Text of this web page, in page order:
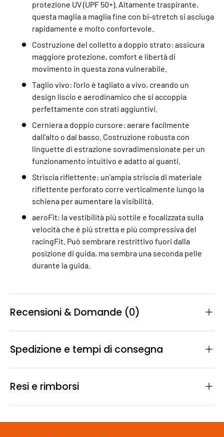
protezione UV (UPF 50+). Altamente traspirante,
questa maglia a maglia fine con bi-stretch si asciuga
rapidamente e molto confortevole.
Costruzione del colletto a doppio strato: assicura
maggiore protezione, comfort e libertà di
movimento in questa zona vulnerabile.
Taglio vivo: l'orlo è tagliato a vivo, creando un
design liscio e aerodinamico che si accoppia
perfettamente con strati aggiuntivi.
Cerniera a doppio cursore: aerare facilmente
dall'alto o dal basso. Costruzione robusta con
linguette di estrazione sovradimensionate per un
funzionamento intuitivo e adatto ai guanti.
Striscia riflettente: un'ampia striscia di materiale
riflettente perforato corre verticalmente lungo la
schiena per aumentare la visibilità.
aeroFit: la vestibilità più sottile e focalizzata sulla
velocità che è più stretta e più compressiva del
racingFit. Può sembrare restrittivo fuori dalla
posizione di guida, ma sembra una seconda pelle
durante la guida.
Recensioni & Domande (0)
Spedizione e tempi di consegna
Resi e rimborsi